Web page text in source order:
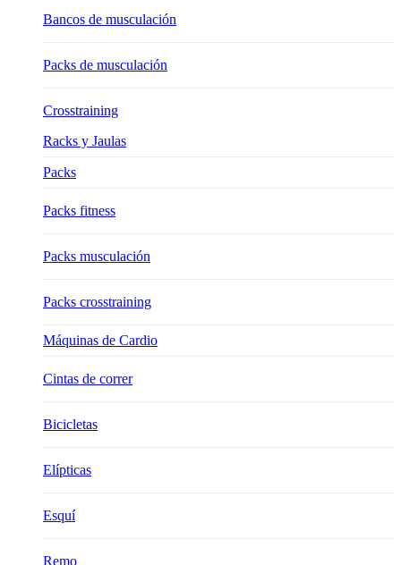
Bancos de musculación
Packs de musculación
Crosstraining
Racks y Jaulas
Packs
Packs fitness
Packs musculación
Packs crosstraining
Máquinas de Cardio
Cintas de correr
Bicicletas
Elípticas
Esquí
Remo